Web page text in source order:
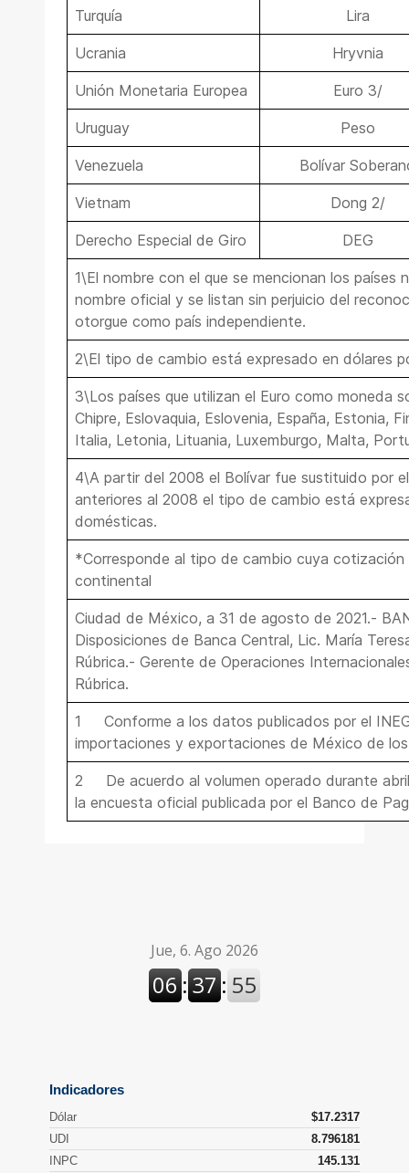
Turquía Lira
Ucrania Hryvnia
Unión Monetaria Europea Euro 3/
Uruguay Peso
Venezuela Bolívar
Vietnam Dong 2/
Derecho Especial de Giro DEG
1\El nombre con el que se mencionan los países
nombre oficial y se listan sin perjuicio del
otorgue como país independiente.
2\El tipo de cambio está expresado en dólares
3\Los países que utilizan el Euro como moneda
Chipre, Eslovaquia, Eslovenia, España, Estonia,
Italia, Letonia, Lituania, Luxemburgo, Malta,
4\A partir del 2008 el Bolívar fue sustituido por
anteriores al 2008 el tipo de cambio está
domésticas.
*Corresponde al tipo de cambio cuya cotización
continental
Ciudad de México, a 31 de agosto de 2021.-
Disposiciones de Banca Central, Lic. María
Rúbrica.- Gerente de Operaciones
Rúbrica.
1 Conforme a los datos publicados por el
importaciones y exportaciones de México de
2 De acuerdo al volumen operado durante
la encuesta oficial publicada por el Banco de